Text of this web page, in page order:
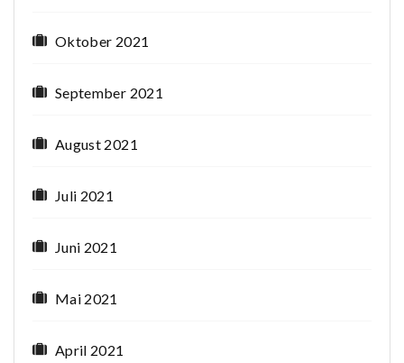
Oktober 2021
September 2021
August 2021
Juli 2021
Juni 2021
Mai 2021
April 2021